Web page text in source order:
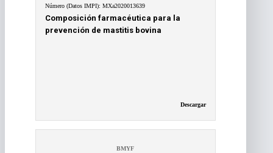
Número (Datos IMPI): MXa2020013639
Composición farmacéutica para la
prevención de mastitis bovina
Descargar
BMYF